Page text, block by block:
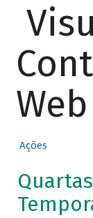
Web
Ações